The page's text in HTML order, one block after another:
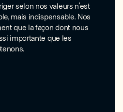
selon nos valeurs n’est
mais indispensable. Nos
que la façon dont nous
importante que les